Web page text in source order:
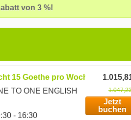
von 3 %!
15 Goethe pro Woche
TO ONE ENGLISH
- 16:30
Jetzt
buchen